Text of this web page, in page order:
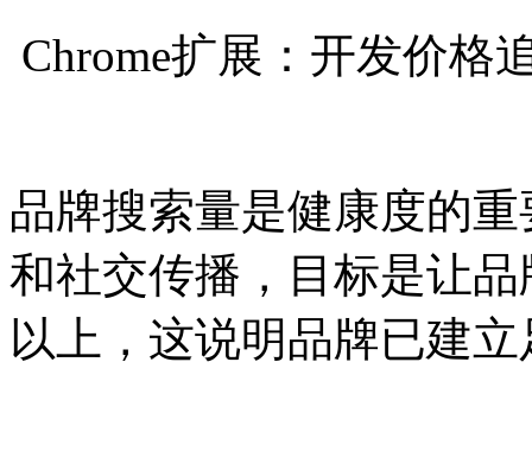
Chrome扩展：开发价格
品牌搜索量是健康度的
和社交传播，目标是让
以上，这说明品牌已建